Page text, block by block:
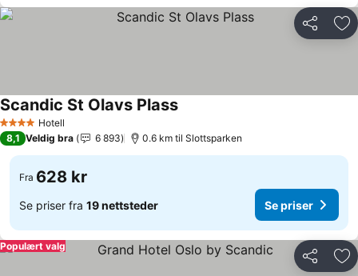
Del
4 StjernerHotell
Scandic St Olavs Plass
8,1 Veldig bra 6 893 0.6 km til Slottsparken
Fra 628 kr
Se priser fra 19 nettsteder Se priser
Del
Populært valg